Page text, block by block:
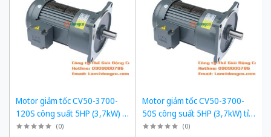
Motor giảm tốc CV50-3700-
120S công suất 5HP (3,7kW) tỉ
số truyền 1/120
(0)
Motor giảm tốc CV50-3700-
50S công suất 5HP (3,7kW) tỉ
số truyền 1/50
(0)